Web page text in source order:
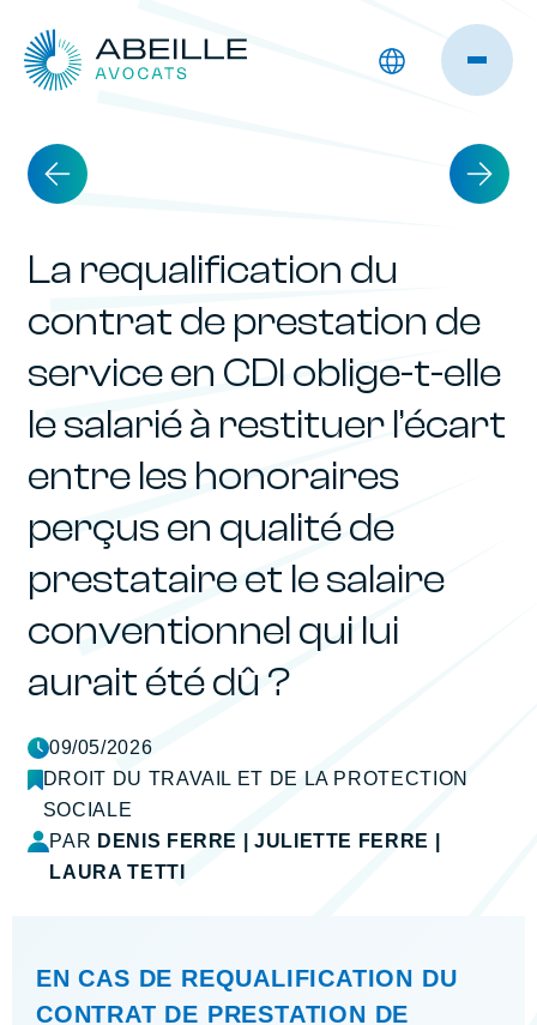
La requalification du
contrat de prestation de
service en CDI oblige-t-elle
le salarié à restituer l’écart
entre les honoraires
perçus en qualité de
prestataire et le salaire
conventionnel qui lui
aurait été dû ?
09/05/2026
DROIT DU TRAVAIL ET DE LA PROTECTION
SOCIALE
PAR DENIS FERRE JULIETTE FERRE
LAURA TETTI
EN CAS DE REQUALIFICATION DU
CONTRAT DE PRESTATION DE